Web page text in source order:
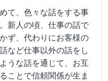
て、色々な話をする事
新人の頃、仕事の話で
ず、代わりにお客様の
など仕事以外の話をし
うな話を通じて、お互
ことで信頼関係が生ま